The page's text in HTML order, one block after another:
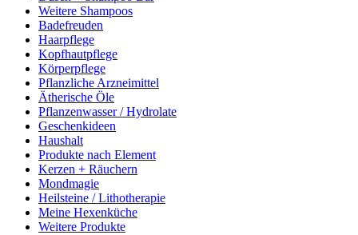
Weitere Shampoos
Badefreuden
Haarpflege
Kopfhautpflege
Körperpflege
Pflanzliche Arzneimittel
Ätherische Öle
Pflanzenwasser / Hydrolate
Geschenkideen
Haushalt
Produkte nach Element
Kerzen + Räuchern
Mondmagie
Heilsteine / Lithotherapie
Meine Hexenküche
Weitere Produkte